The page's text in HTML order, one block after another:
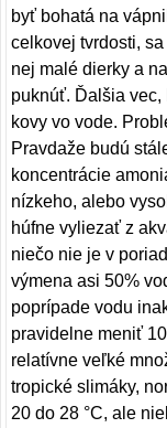
byť bohatá na
celkovej tvrdosti,
nej malé dierky a
puknúť. Ďalšia vec,
kovy vo vode.
Pravdaže budú
koncentrácie
nízkeho, alebo
húfne vyliezať z
niečo nie je v
výmena asi 50%
poprípade vodu
pravidelne meniť
relatívne veľké
tropické slimáky,
20 do 28 °C, ale